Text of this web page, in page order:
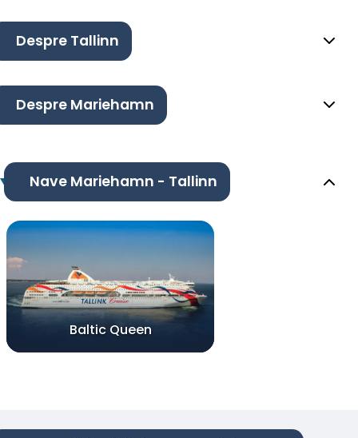
Despre Tallinn
Despre Mariehamn
Nave Mariehamn - Tallinn
Baltic Queen